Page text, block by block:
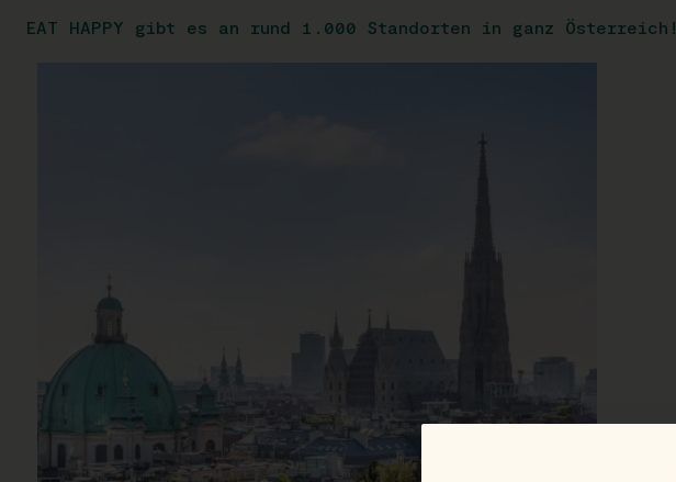
EAT HAPPY gibt es an rund 1.000 Standorten in ganz Österreich!